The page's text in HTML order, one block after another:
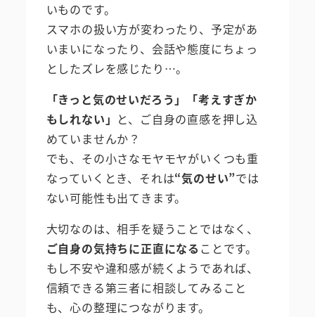
いものです。
スマホの扱い方が変わったり、予定があ
いまいになったり、会話や態度にちょっ
としたズレを感じたり…。
「きっと気のせいだろう」「考えすぎか
もしれない」 と、ご自身の直感を押し込
めていませんか？
でも、その小さなモヤモヤがいくつも重
なっていくとき、それは“気のせい”では
ない可能性も出てきます。
大切なのは、相手を疑うことではなく、
ご自身の気持ちに正直になる ことです。
もし不安や違和感が続くようであれば、
信頼できる第三者に相談してみること
も、心の整理につながります。